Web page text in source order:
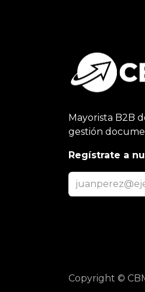
Mayorista B2B
gestión
Regístrate a
Copyright ©